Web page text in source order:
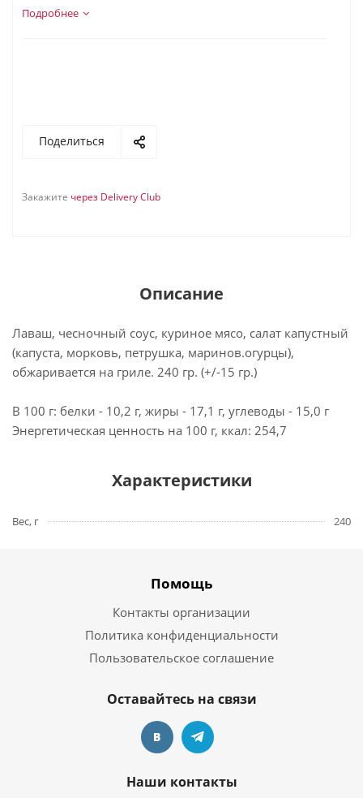
Подробнее
Поделиться
Закажите через Delivery Club
Описание
Лаваш, чесночный соус, куриное мясо, салат капустный
(капуста, морковь, петрушка, маринов.огурцы),
обжаривается на гриле. 240 гр. (+/-15 гр.)
В 100 г: белки - 10,2 г, жиры - 17,1 г, углеводы - 15,0 г
Энергетическая ценность на 100 г, ккал: 254,7
Характеристики
Вес, г 240
Помощь
Контакты организации
Политика конфиденциальности
Пользовательское соглашение
Оставайтесь на связи
Наши контакты